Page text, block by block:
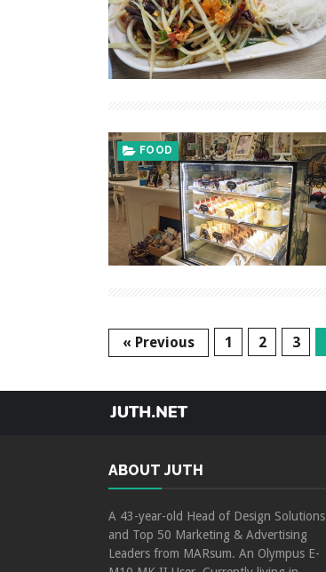
FOOD
« Previous 1 2 3
ABOUT JUTH
A 43-year-old Head of Design Solutions
and Top 50 Marketing & Advertising
Leaders from MARsum. An Olympus E-